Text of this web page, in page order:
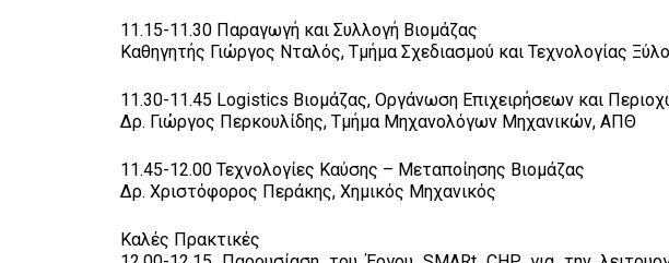
11.15-11.30 Παραγωγή και Συλλογή Βιομάζας
Καθηγητής Γιώργος Νταλός, Τμήμα Σχεδιασμού και Τεχνολογίας
11.30-11.45 Logistics Βιομάζας, Οργάνωση Επιχειρήσεων και
Δρ. Γιώργος Περκουλίδης, Τμήμα Μηχανολόγων Μηχανικών, ΑΠΘ
11.45-12.00 Τεχνολογίες Καύσης – Μεταποίησης Βιομάζας
Δρ. Χριστόφορος Περάκης, Χημικός Μηχανικός
Καλές Πρακτικές